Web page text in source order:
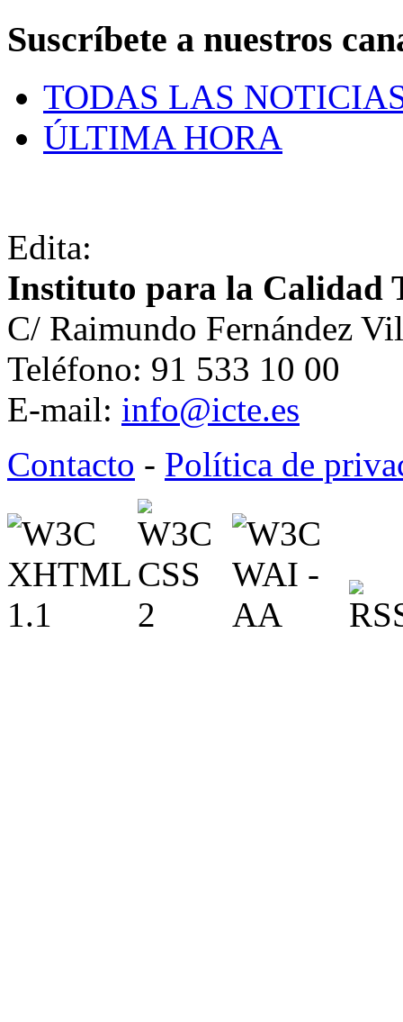
Suscríbete a nuestros
TODAS LAS
ÚLTIMA HORA
Edita:
Instituto para la Calidad
C/ Raimundo Fernández
Teléfono: 91 533 10 00
E-mail: info@icte.es
Contacto - Política de